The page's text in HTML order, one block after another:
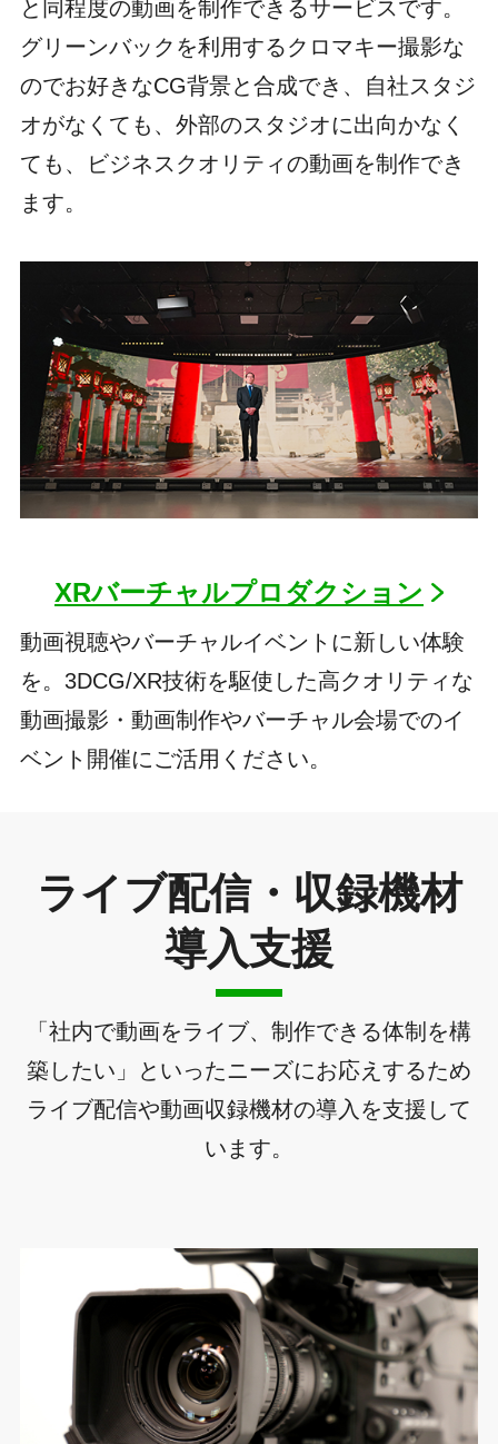
と同程度の動画を制作できるサービスです。
グリーンバックを利用するクロマキー撮影な
のでお好きなCG背景と合成でき、自社スタジ
オがなくても、外部のスタジオに出向かなく
ても、ビジネスクオリティの動画を制作でき
ます。
XRバーチャルプロダクション
動画視聴やバーチャルイベントに新しい体験
を。3DCG/XR技術を駆使した高クオリティな
動画撮影・動画制作やバーチャル会場でのイ
ベント開催にご活用ください。
ライブ配信・収録機材
導入支援
「社内で動画をライブ、制作できる体制を構
築したい」といったニーズにお応えするため
ライブ配信や動画収録機材の導入を支援して
います。